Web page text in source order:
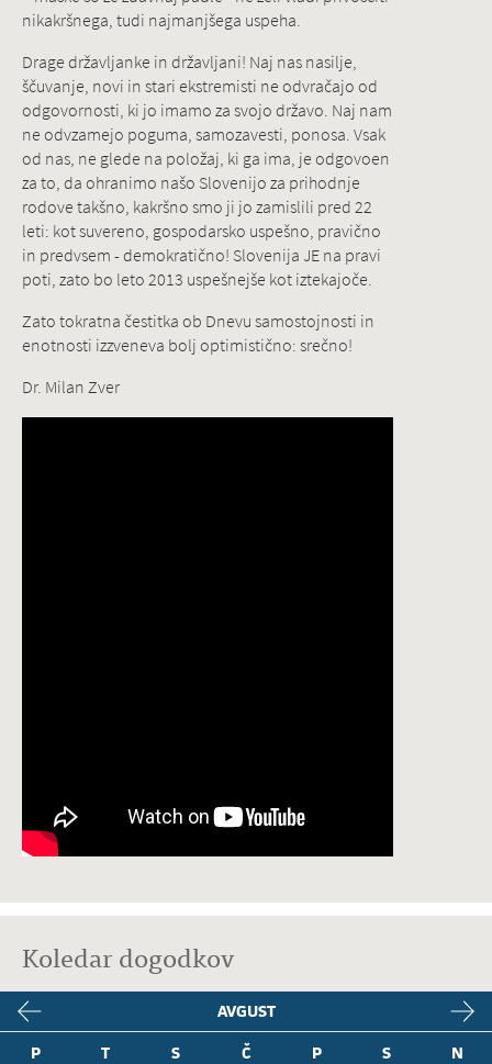
nikakršnega, tudi najmanjšega uspeha.
Drage državljanke in državljani! Naj nas nasilje,
ščuvanje, novi in stari ekstremisti ne odvračajo od
odgovornosti, ki jo imamo za svojo državo. Naj nam
ne odvzamejo poguma, samozavesti, ponosa. Vsak
od nas, ne glede na položaj, ki ga ima, je odgovoen
za to, da ohranimo našo Slovenijo za prihodnje
rodove takšno, kakršno smo ji jo zamislili pred 22
leti: kot suvereno, gospodarsko uspešno, pravično
in predvsem - demokratično! Slovenija JE na pravi
poti, zato bo leto 2013 uspešnejše kot iztekajoče.
Zato tokratna čestitka ob Dnevu samostojnosti in
enotnosti izzveneva bolj optimistično: srečno!
Dr. Milan Zver
Koledar dogodkov
AVGUST
P
T S Č P S N